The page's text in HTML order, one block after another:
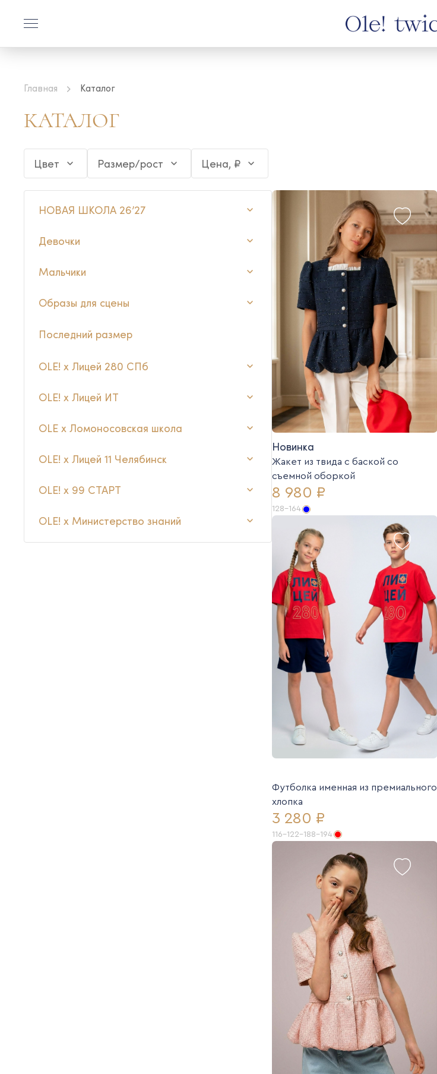
Главная Каталог
КАТАЛОГ
Цвет Размер/рост Цена, ₽
НОВАЯ ШКОЛА 26’27
Девочки
Мальчики
Образы для сцены
Последний размер
OLE! x Лицей 280 СПб
OLE! х Лицей ИТ
OLE x Ломоносовская школа
OLE! x Лицей 11 Челябинск
OLE! x 99 СТАРТ
OLE! x Министерство знаний
Новинка
Жакет из твида с баской со
съемной оборкой
8 980 ₽
128-164
Футболка именная из премиального
хлопка
3 280 ₽
116-122-188-194